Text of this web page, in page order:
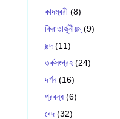
কাদম্বরী (8)
কিরাতার্জুনীয়ম্(9)
ছন্দ (11)
তর্কসংগ্রহ(24)
দর্শন(16)
প্রবন্ধ(6)
বেদ (32)